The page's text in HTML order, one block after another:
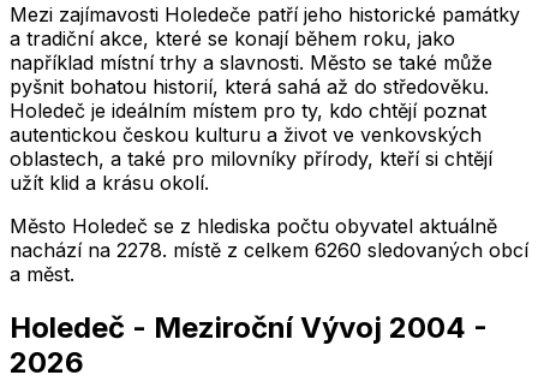
Mezi zajímavosti Holedeče patří jeho historické památky
a tradiční akce, které se konají během roku, jako
například místní trhy a slavnosti. Město se také může
pyšnit bohatou historií, která sahá až do středověku.
Holedeč je ideálním místem pro ty, kdo chtějí poznat
autentickou českou kulturu a život ve venkovských
oblastech, a také pro milovníky přírody, kteří si chtějí
užít klid a krásu okolí.
Město Holedeč se z hlediska počtu obyvatel aktuálně
nachází na 2278. místě z celkem 6260 sledovaných obcí
a měst.
Holedeč - Meziroční Vývoj 2004 -
2026